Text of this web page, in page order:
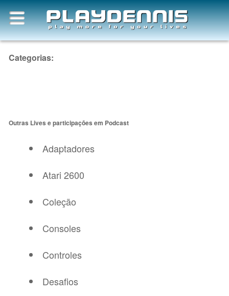
Categorias:
Outras Lives e participações em Podcast
Adaptadores
Atari 2600
Coleção
Consoles
Controles
Desafios